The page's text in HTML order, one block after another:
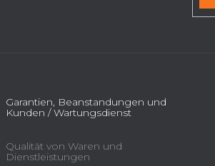
Garantien, Beanstandungen und
Kunden / Wartungsdienst
Qualität von Waren und
Dienstleistungen